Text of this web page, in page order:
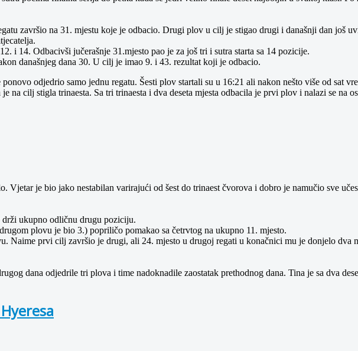
završio na 31. mjestu koje je odbacio. Drugi plov u cilj je stigao drugi i današnji dan još
i 14. Odbacivši jučerašnje 31.mjesto pao je za još tri i sutra starta sa 14 pozicije.
današnjeg dana 30. U cilj je imao 9. i 43. rezultat koji je odbacio.
odjedrio samo jednu regatu. Šesti plov startali su u 16:21 ali nakon nešto više od sat
na cilj stigla trinaesta. Sa tri trinaesta i dva deseta mjesta odbacila je prvi plov i nalazi se na
Vjetar je bio jako nestabilan varirajući od šest do trinaest čvorova i dobro je namučio sve
ukupno odličnu drugu poziciju.
plovu je bio 3.) popriličo pomakao sa četrvtog na ukupno 11. mjesto.
Naime prvi cilj završio je drugi, ali 24. mjesto u drugoj regati u konačnici mu je donjelo dva
dana odjedrile tri plova i time nadoknadile zaostatak prethodnog dana. Tina je sa dva